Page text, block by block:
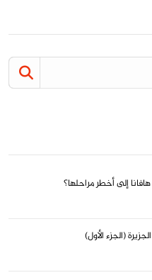
إلى أخطر مراحلها؟
(الجزء الأول)